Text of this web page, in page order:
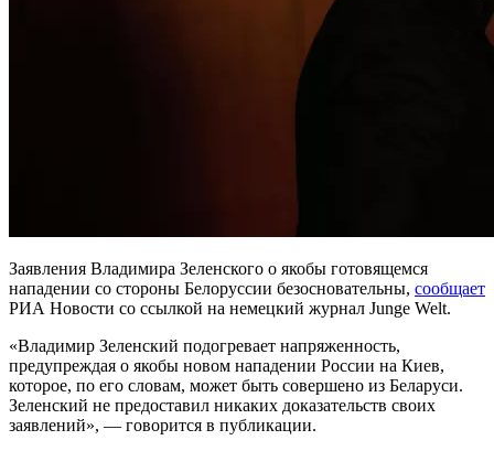
Заявления Владимира Зеленского о якобы готовящемся
нападении со стороны Белоруссии безосновательны, сообщает
РИА Новости со ссылкой на немецкий журнал Junge Welt.
«Владимир Зеленский подогревает напряженность,
предупреждая о якобы новом нападении России на Киев,
которое, по его словам, может быть совершено из Беларуси.
Зеленский не предоставил никаких доказательств своих
заявлений», — говорится в публикации.